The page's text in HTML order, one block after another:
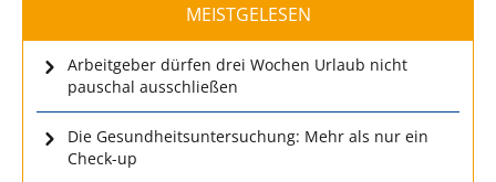
MEISTGELESEN
Arbeitgeber dürfen drei Wochen Urlaub nicht
pauschal ausschließen
Die Gesundheitsuntersuchung: Mehr als nur ein
Check-up